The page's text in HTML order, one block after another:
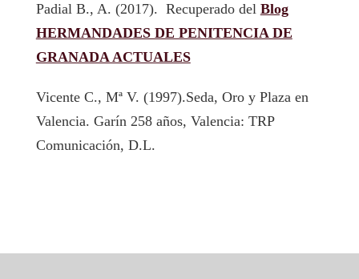
Padial B., A. (2017). Recuperado del Blog
HERMANDADES DE PENITENCIA DE
GRANADA ACTUALES
Vicente C., Mª V. (1997).Seda, Oro y Plaza en
Valencia. Garín 258 años, Valencia: TRP
Comunicación, D.L.